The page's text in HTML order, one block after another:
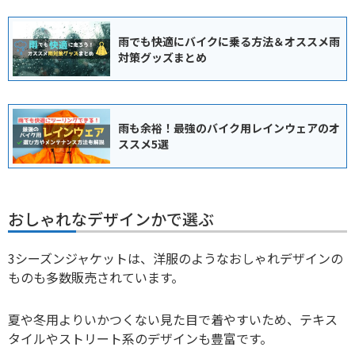
雨でも快適にバイクに乗る方法＆オススメ雨
対策グッズまとめ
雨も余裕！最強のバイク用レインウェアのオ
ススメ5選
おしゃれなデザインかで選ぶ
3シーズンジャケットは、洋服のようなおしゃれデザインの
ものも多数販売されています。
夏や冬用よりいかつくない見た目で着やすいため、テキス
タイルやストリート系のデザインも豊富です。